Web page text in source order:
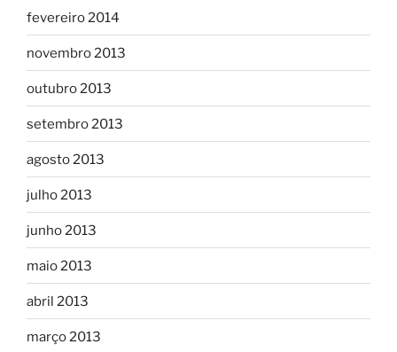
fevereiro 2014
novembro 2013
outubro 2013
setembro 2013
agosto 2013
julho 2013
junho 2013
maio 2013
abril 2013
março 2013